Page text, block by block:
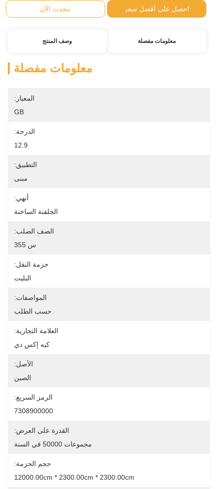
احصل على أفضل سعر نتحدث الآن
معلومات مفصلة وصف المنتج
معلومات مفصلة
المعيار:
GB
الدرجة:
12.9
التطبيق:
مبنى
أنهي:
الجلفنة الساخنة
الصف الصلب:
س 355
حزمة النقل:
البليت
المواصفات:
حسب الطلب
العلامة التجارية:
كيه إكس دي
الأصل:
الصين
الرمز السريع:
7308900000
القدرة على العرض:
مجموعات 50000 في السنة
حجم الحزمة:
12000.00cm * 2300.00cm * 2300.00cm